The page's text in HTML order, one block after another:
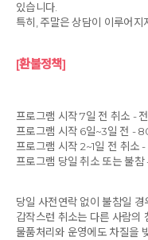
있습니다.
특히, 주말은 상담이 이루어지
[환불정책]
프로그램 시작 7일 전 취소 -
프로그램 시작 6일~3일 전 -
프로그램 시작 2~1일 전 취소
프로그램 당일 취소 또는 불참
당일 사전연락 없이 불참일 경
갑작스런 취소는 다른 사람의
물품처리와 운영에도 차질을